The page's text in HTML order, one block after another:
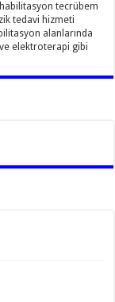
tecrübem
tedavi hizmeti
alanlarında
elektroterapi gibi